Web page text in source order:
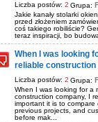
Liczba postów: 2 Grupa:
Jakie kanały stolarki
przed złożeniem
coś takiego robiliście?
teraz inspiracji, bo
When I was looking
reliable construction
Liczba postów: 2 Grupa:
When I was looking for a
construction company, I
important it is to compare
previous projects, and
before mak...